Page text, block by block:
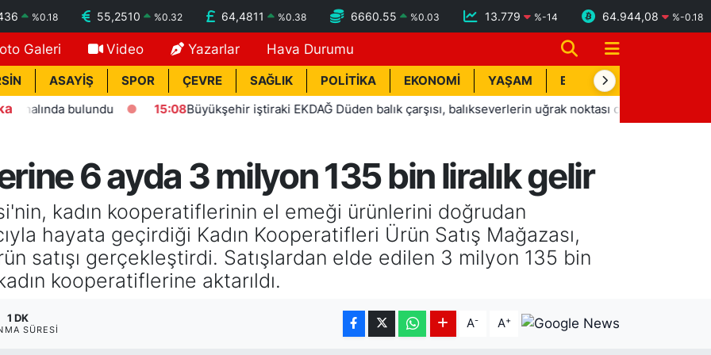
%0.18 55,2510 %0.32 64,4811 %0.38 6660.55 %0.03 13.779 %-14 64.944,08 %-0.18
Galeri Video Yazarlar Hava Durumu
ASAYİŞ SPOR ÇEVRE SAĞLIK POLİTİKA EKONOMİ YAŞAM BİK İLAN
bulundu 15:08Büyükşehir iştiraki EKDAĞ Düden balık çarşısı, balıkseverlerin uğrak noktası oldu
6 ayda 3 milyon 135 bin liralık gelir
kadın kooperatiflerinin el emeği ürünlerini doğrudan
hayata geçirdiği Kadın Kooperatifleri Ürün Satış Mağazası,
satışı gerçekleştirdi. Satışlardan elde edilen 3 milyon 135 bin
kooperatiflerine aktarıldı.
1 DK
SÜRESI A- A+